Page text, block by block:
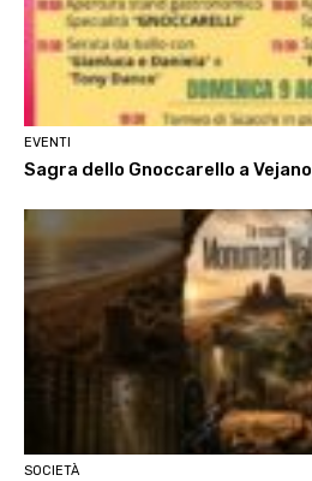
EVENTI
Sagra dello Gnoccarello a Vejano
SOCIETÀ